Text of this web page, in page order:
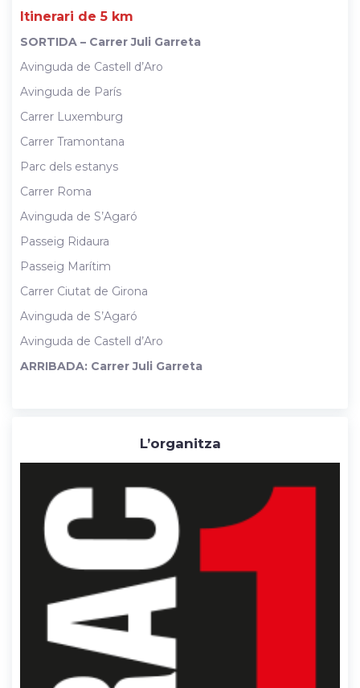
Itinerari de 5 km
SORTIDA – Carrer Juli Garreta
Avinguda de Castell d’Aro
Avinguda de París
Carrer Luxemburg
Carrer Tramontana
Parc dels estanys
Carrer Roma
Avinguda de S’Agaró
Passeig Ridaura
Passeig Marítim
Carrer Ciutat de Girona
Avinguda de S’Agaró
Avinguda de Castell d’Aro
ARRIBADA: Carrer Juli Garreta
L’organitza